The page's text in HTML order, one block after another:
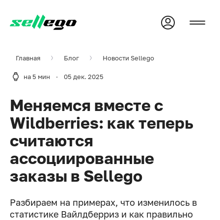
Главная Блог Новости Sellego
на 5 мин · 05 дек. 2025
Меняемся вместе с
Wildberries: как теперь
считаются
ассоциированные
заказы в Sellego
Разбираем на примерах, что изменилось в
статистике Вайлдберриз и как правильно